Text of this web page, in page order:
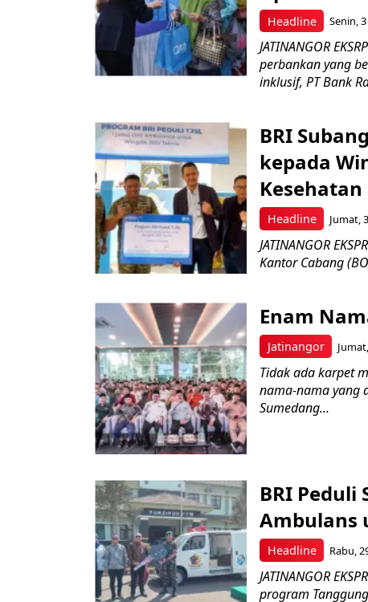
Headline Senin,
JATINANGOR
perbankan yang
inklusif, PT Bank
Headline
BRI
kepada
Jumat,
JATINANGOR
Kantor Cabang
Jatinangor
Enam
Tidak ada karpet
nama-nama yang
Sumedang...
Headline
BRI
Ambulans
Rabu,
JATINANGOR
program